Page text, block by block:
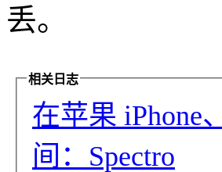
丢。
相关日志
在苹果 iPhone
间：Spectro